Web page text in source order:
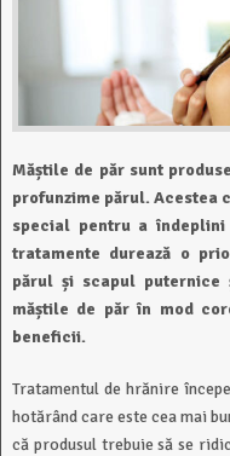
Măștile de păr sunt
profunzime părul. Acestea
special pentru a
tratamente durează o
părul și scapul
măștile de păr în mod
beneficii.
Tratamentul de hrănire
hotărând care este cea mai
că produsul trebuie să se